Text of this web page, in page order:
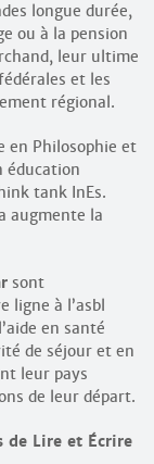
longue durée,
ou à la pension
leur ultime
et les
régional.
en Philosophie et
éducation
tank InEs.
augmente la
sont
ligne à l’asbl
en santé
de séjour et en
leur pays
de leur départ.
de Lire et Écrire